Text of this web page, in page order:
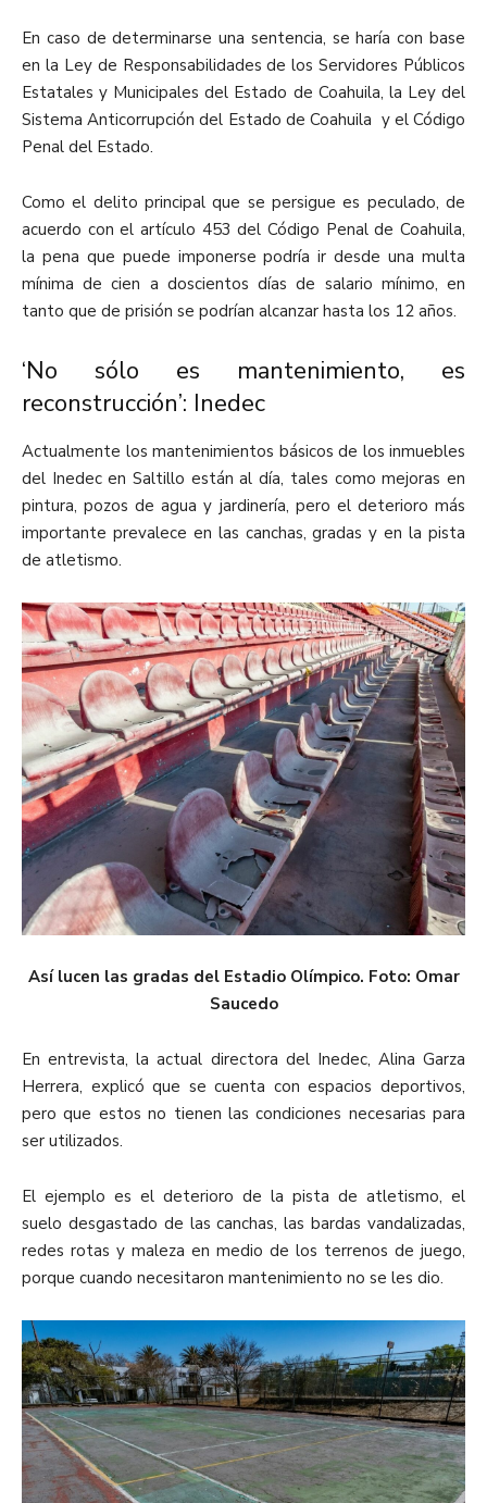
En caso de determinarse una sentencia, se haría con base
en la Ley de Responsabilidades de los Servidores Públicos
Estatales y Municipales del Estado de Coahuila, la Ley del
Sistema Anticorrupción del Estado de Coahuila y el Código
Penal del Estado.
Como el delito principal que se persigue es peculado, de
acuerdo con el artículo 453 del Código Penal de Coahuila,
la pena que puede imponerse podría ir desde una multa
mínima de cien a doscientos días de salario mínimo, en
tanto que de prisión se podrían alcanzar hasta los 12 años.
‘No sólo es mantenimiento, es
reconstrucción’: Inedec
Actualmente los mantenimientos básicos de los inmuebles
del Inedec en Saltillo están al día, tales como mejoras en
pintura, pozos de agua y jardinería, pero el deterioro más
importante prevalece en las canchas, gradas y en la pista
de atletismo.
Así lucen las gradas del Estadio Olímpico. Foto: Omar
Saucedo
En entrevista, la actual directora del Inedec, Alina Garza
Herrera, explicó que se cuenta con espacios deportivos,
pero que estos no tienen las condiciones necesarias para
ser utilizados.
El ejemplo es el deterioro de la pista de atletismo, el
suelo desgastado de las canchas, las bardas vandalizadas,
redes rotas y maleza en medio de los terrenos de juego,
porque cuando necesitaron mantenimiento no se les dio.